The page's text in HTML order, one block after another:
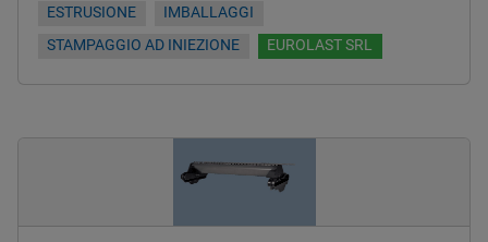
ESTRUSIONE
IMBALLAGGI
STAMPAGGIO AD INIEZIONE
EUROLAST SRL